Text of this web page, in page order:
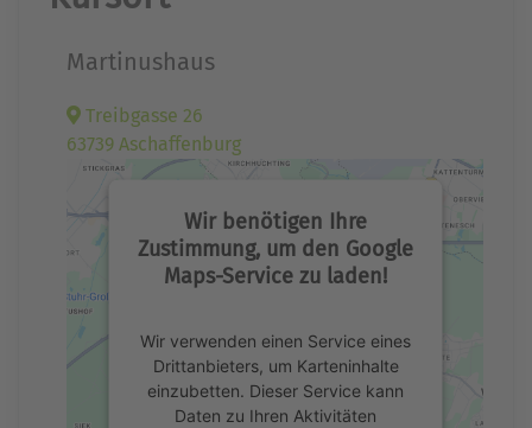
Martinushaus
Treibgasse 26
63739 Aschaffenburg
Wir benötigen Ihre
Zustimmung, um den Google
Maps-Service zu laden!
Wir verwenden einen Service eines
Drittanbieters, um Karteninhalte
einzubetten. Dieser Service kann
Daten zu Ihren Aktivitäten